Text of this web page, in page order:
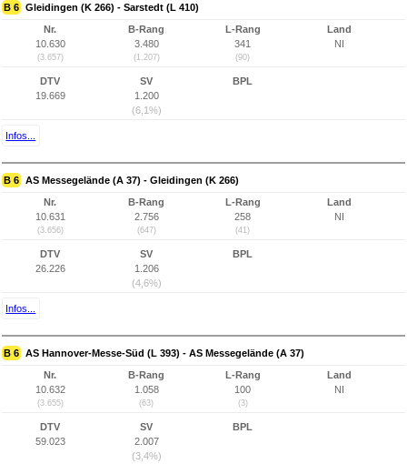
B 6 Gleidingen (K 266) - Sarstedt (L 410)
Nr.
10.630
(3.657)
B-Rang
3.480
(1.207)
L-Rang
341
(90)
Land
NI
DTV
19.669
SV
1.200
(6,1%)
BPL
Infos...
B 6 AS Messegelände (A 37) - Gleidingen (K 266)
Nr.
10.631
(3.656)
B-Rang
2.756
(647)
L-Rang
258
(41)
Land
NI
DTV
26.226
SV
1.206
(4,6%)
BPL
Infos...
B 6 AS Hannover-Messe-Süd (L 393) - AS Messegelände (A 37)
Nr.
10.632
(3.655)
B-Rang
1.058
(63)
L-Rang
100
(3)
Land
NI
DTV
59.023
SV
2.007
(3,4%)
BPL